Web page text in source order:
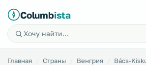
Columbista
Главная Страны Венгрия
Bács-